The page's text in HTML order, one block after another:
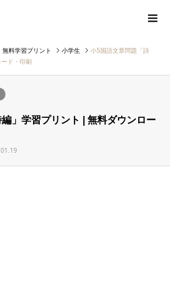
無料学習プリント 小学生
小5国語文章問題「詩
ド・印刷
」学習プリント | 無料ダウンロー